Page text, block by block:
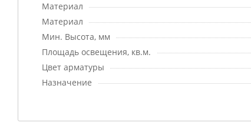
Материал
Материал
Мин. Высота, мм
Площадь освещения, кв.м.
Цвет арматуры
Назначение